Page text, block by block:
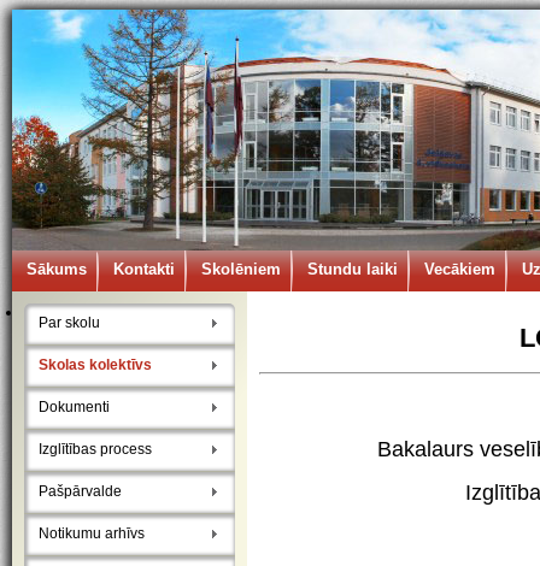
Sākums Kontakti Skolēniem Stundu laiki Vecākiem
Par skolu
Skolas kolektīvs
Dokumenti
Izglītības process
Pašpārvalde
Notikumu arhīvs
Bakalaurs